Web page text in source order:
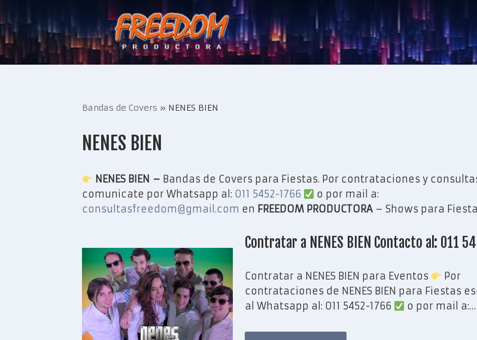
Saltar
al
contenido
Bandas de Covers » NENES BIEN
NENES BIEN
NENES BIEN – Bandas de Covers para Fiestas. Por contrataciones y
comunicate por Whatsapp al: 011 5452-1766
o por mail a:
consultasfreedom@gmail.com en FREEDOM PRODUCTORA – Shows para
Contratar a NENES BIEN Contacto al: 011
Contratar a NENES BIEN para Eventos
Por
contrataciones de NENES BIEN para Fiestas
al Whatsapp al: 011 5452-1766
o por mail a:…